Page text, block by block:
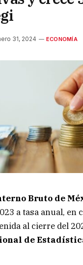
31, 2024 ECONOMÍA
Bruto de
a tasa anual, en
al cierre del
de